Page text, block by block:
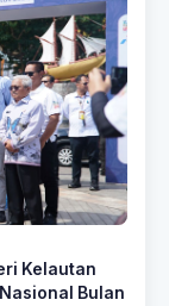
Kelautan
Bulan